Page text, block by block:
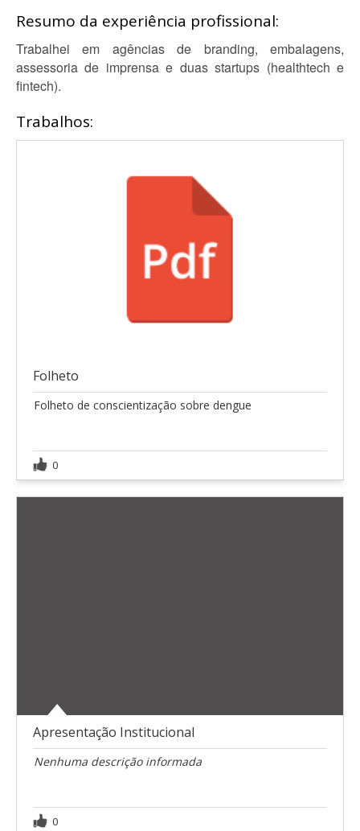
Resumo da experiência profissional:
Trabalhei em agências de branding, embalagens,
assessoria de imprensa e duas startups (healthtech e
fintech).
Trabalhos:
Folheto
Folheto de conscientização sobre dengue
0
Apresentação Institucional
Nenhuma descrição informada
0